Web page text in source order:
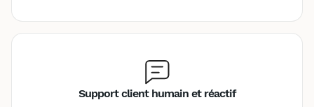
Support client humain et réactif